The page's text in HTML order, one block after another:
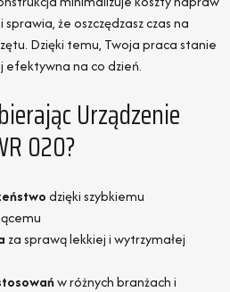
że oszczędzasz czas na
Dzięki temu, Twoja praca stanie
efektywna na co dzień.
Urządzenie
020?
dzięki szybkiemu
za sprawą lekkiej i wytrzymałej
w różnych branżach i